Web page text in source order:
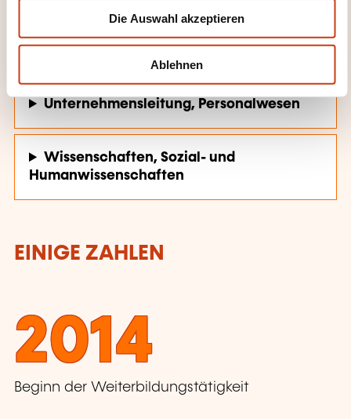
Die Auswahl akzeptieren
Ablehnen
Gesundheit, Sozialmaßnahmen
Unternehmensleitung, Personalwesen
Wissenschaften, Sozial- und
Humanwissenschaften
EINIGE ZAHLEN
2014
Beginn der Weiterbildungstätigkeit